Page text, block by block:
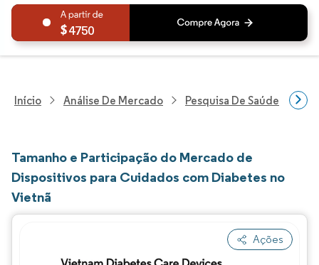
4750
Início Análise De Mercado Pesquisa De Saúde
Tamanho e Participação do Mercado de
Dispositivos para Cuidados com Diabetes no
Vietnã
Ações